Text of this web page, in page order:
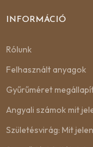
INFORMÁCIÓ
Rólunk
Felhasznált anyagok
Gyűrűméret
Angyali számok mit
Születésvirág: Mit